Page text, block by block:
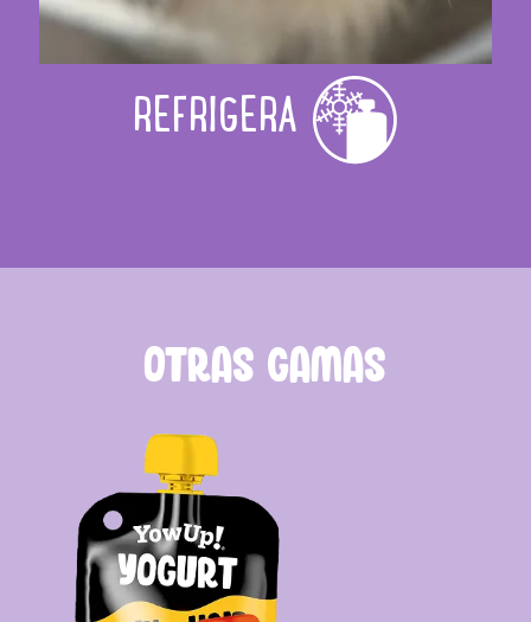
REFRIGERA
OTRAS GAMAS